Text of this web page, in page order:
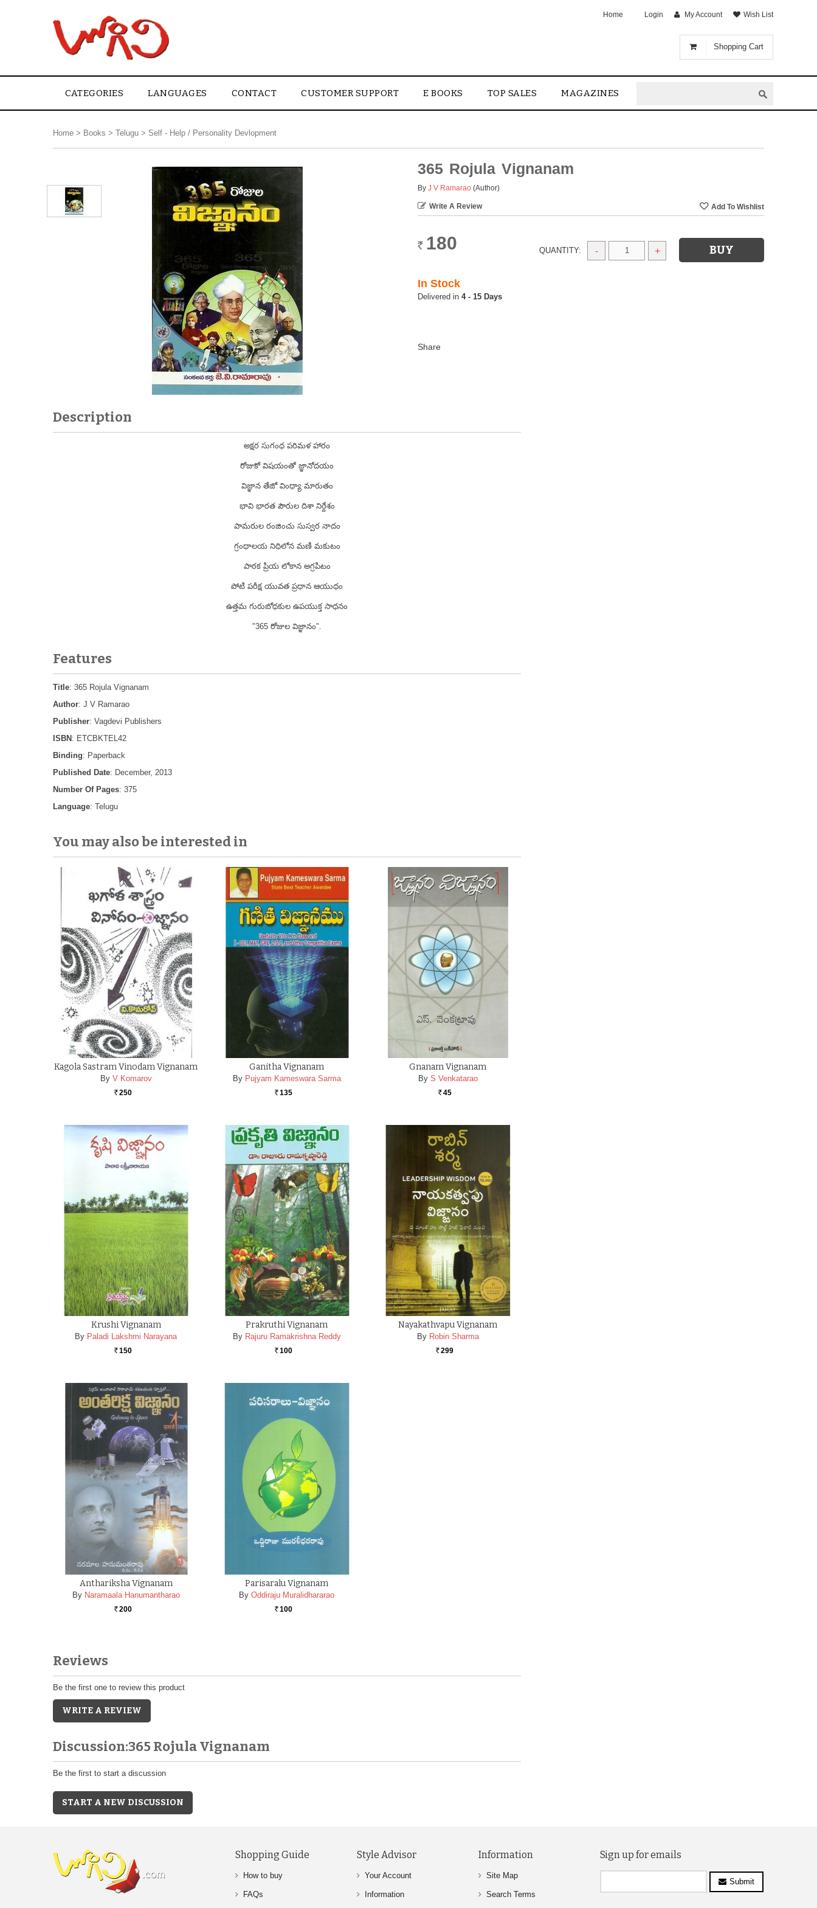
Shopping Cart
Home Login My Account Wish List
CATEGORIES LANGUAGES CONTACT CUSTOMER SUPPORT E BOOKS TOP SALES MAGAZINES
Home > Books > Telugu > Self - Help / Personality Devlopment
365 Rojula Vignanam
By J V Ramarao (Author)
Write A Review
Rs. 180 QUANTITY: - +
In Stock
4 - 15 Days
Description
అక్షర సుగంధ పరిమళ హారం
రోజుకో విషయంతో జ్ఞానోదయం
విజ్ఞాన తేజో వింధ్యా మారుతం
భావి భారత పౌరుల దిశా నిర్దేశం
పామరుల రంజించు సుస్వర నాదం
గ్రంధాలయ నిధిలోన మణి మకుటం
పాఠక ప్రియ లోకాన అగ్రపిటం
పోటి పరీక్ష యువత ప్రధాన ఆయుధం
ఉత్తమ గురుబోధకుల ఉపయుక్త సాధనం
"365 రోజుల విజ్ఞానం".
Features
Title: 365 Rojula Vignanam
Author: J V Ramarao
Publisher: Vagdevi Publishers
ISBN : ETCBKTEL42
Binding: Paperback
Published Date: December, 2013
Number Of Pages: 375
Language: Telugu
You may also be interested in
Kagola Sastram Vinodam Vignanam
By V Komarov
Rs. 250
Ganitha Vignanam
By Pujyam Kameswara Sarma
Rs. 135
Gnanam Vignanam
By S Venkatarao
Rs. 45
Krushi Vignanam
By Paladi Lakshmi Narayana
Rs. 150
Prakruthi Vignanam
By Rajuru Ramakrishna Reddy
Rs. 100
Nayakathvapu Vignanam
By Robin Sharma
Rs. 299
Anthariksha Vignanam
By Naramaala Hanumantharao
Rs. 200
Parisaralu Vignanam
By Oddiraju Muralidhararao
Rs. 100
Reviews
Be the first one to review this product
WRITE A REVIEW
Discussion:365 Rojula Vignanam
Be the first to start a discussion
START A NEW DISCUSSION
Shopping Guide
How to buy
FAQs
Style Advisor
Your Account
Information
Information
Site Map
Search Terms
Sign up for emails
Submit